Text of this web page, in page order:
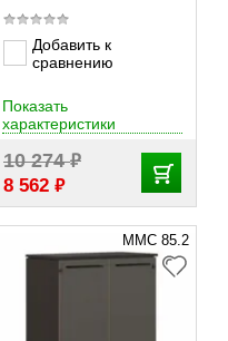
Добавить к
сравнению
10 274₽
8 562 ₽
Показать
характеристики
MMC 85.2